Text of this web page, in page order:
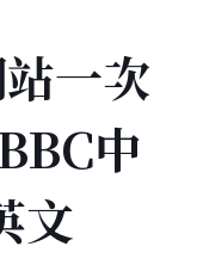
一次
中
文